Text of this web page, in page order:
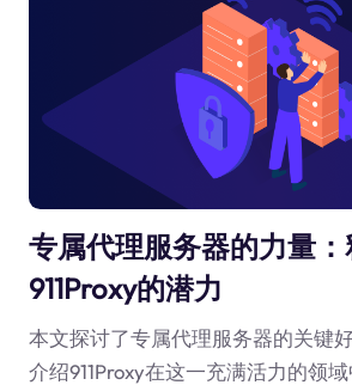
专属代理服务器的力量
911Proxy的潜力
本文探讨了专属代理服务器的关键
介绍911Proxy在这一充满活力的领域